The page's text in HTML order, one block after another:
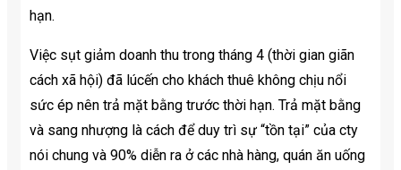
hạn.
Việc sụt giảm doanh thu trong tháng 4 (thời gian giãn
cách xã hội) đã lúcến cho khách thuê không chịu nổi
sức ép nên trả mặt bằng trước thời hạn. Trả mặt bằng
và sang nhượng là cách để duy trì sự “tồn tại” của cty
nói chung và 90% diễn ra ở các nhà hàng, quán ăn uống